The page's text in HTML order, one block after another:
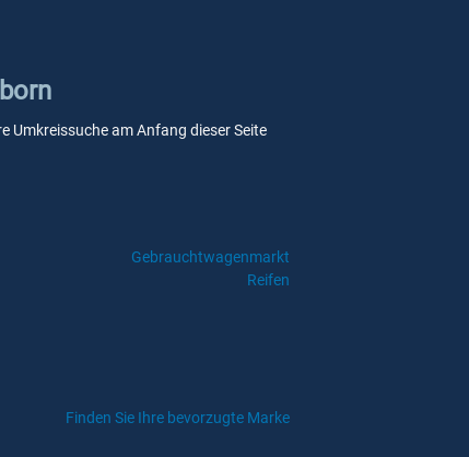
Umkreissuche am Anfang dieser Seite
Gebrauchtwagenmarkt
Reifen
Finden Sie Ihre bevorzugte Marke